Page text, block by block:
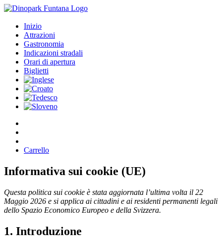
Inizio
Attrazioni
Gastronomia
Indicazioni stradali
Orari di apertura
Biglietti
Carrello
Informativa sui cookie (UE)
Questa politica sui cookie è stata aggiornata l’ultima volta il 22
Maggio 2026 e si applica ai cittadini e ai residenti permanenti legali
dello Spazio Economico Europeo e della Svizzera.
1. Introduzione